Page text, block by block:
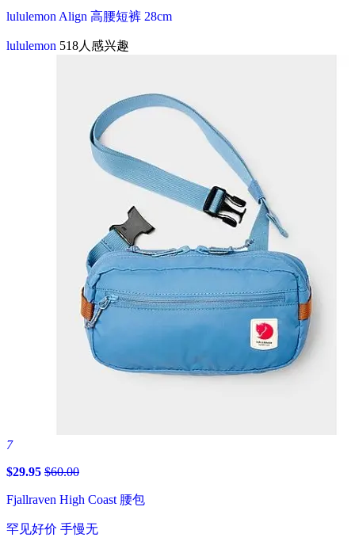
lululemon Align 高腰短裤 28cm
lululemon 518人感兴趣
7
$29.95 $60.00
Fjallraven High Coast 腰包
罕见好价 手慢无